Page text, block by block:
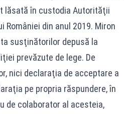
lăsată în custodia Autorităţii
României din anul 2019. Miron
susţinătorilor depusă la
prevăzute de lege. De
nici declaraţia de acceptare a
pe propria răspundere, în
de colaborator al acesteia,